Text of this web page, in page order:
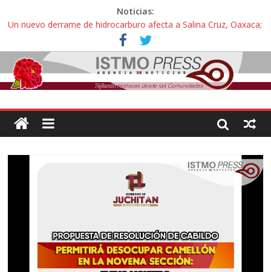
Noticias:
Un nuevo derrame de hidrocarburo afecta a Salina Cruz, Oaxaca;
ahora pescadores de Salinas del Marqués denuncian daños de
Pemex
Ángel, el joven autista expulsado por la Universidad Bienestar de
Ixtepec, Oaxaca vuelve a las aulas tras amparo
Familiares de periodista Alejandro Leyva se reúnen con titular de
intelectuales de su asesinato
Alertan pescadores de Juchitán, Oaxaca de nuevo despojo de su
Pescadores y comuneros ikoots detienen la extracción ilegal de
material pétreo de gravera Oyamel